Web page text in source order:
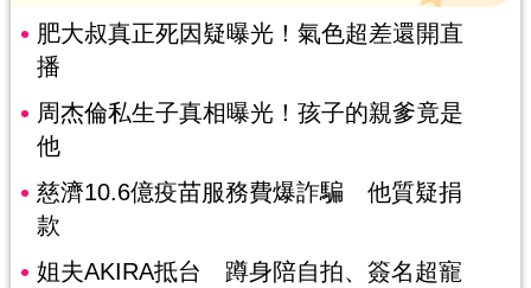
肥大叔真正死因疑曝光！氣色超差還開直
播
周杰倫私生子真相曝光！孩子的親爹竟是
他
慈濟10.6億疫苗服務費爆詐騙 他質疑捐
款
姐夫AKIRA抵台 蹲身陪自拍、簽名超寵